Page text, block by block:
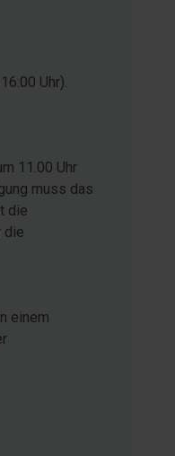
Uhr).
11.00 Uhr
muss das
die
die
einem